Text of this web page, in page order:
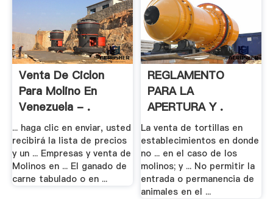
Venta De Ciclon
Para Molino En
Venezuela - .
... haga clic en enviar, usted
recibirá la lista de precios
y un ... Empresas y venta de
Molinos en ... El ganado de
carne tabulado o en ...
REGLAMENTO
PARA LA
APERTURA Y .
La venta de tortillas en
establecimientos en donde
no ... en el caso de los
molinos; y ... No permitir la
entrada o permanencia de
animales en el ...